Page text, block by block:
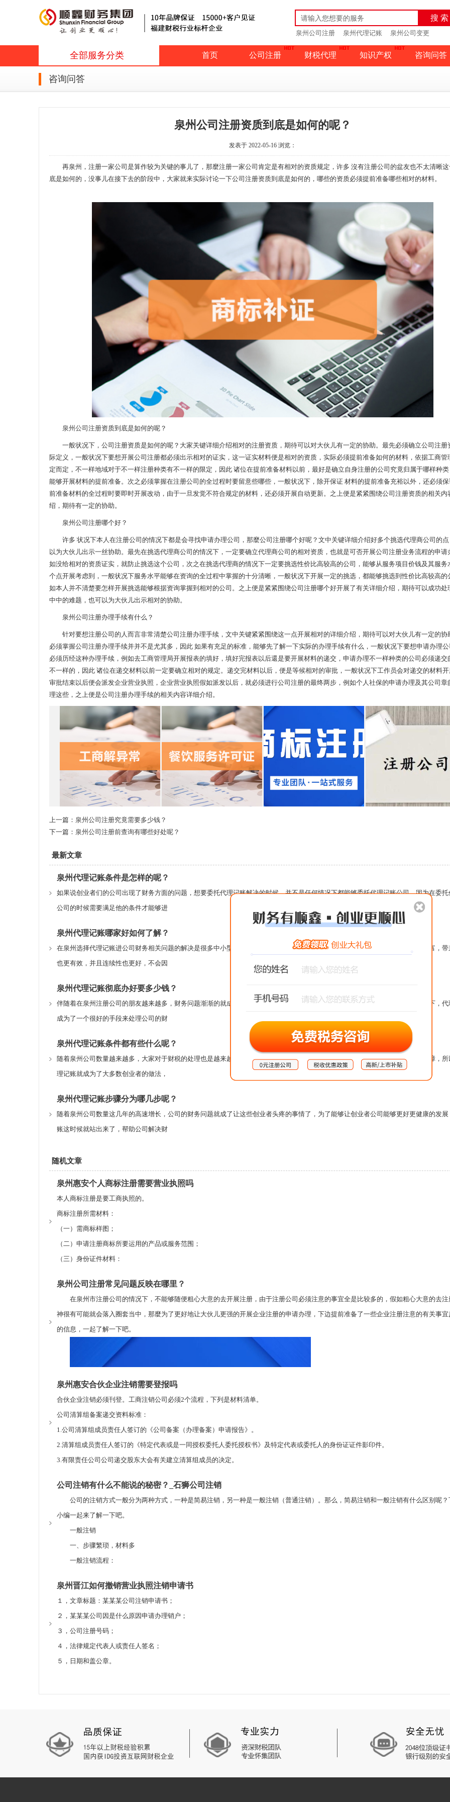
搜 索
泉州公司注册 泉州代理记账 泉州公司变更
全部服务分类 首页 公司注册 财税代理 知识产权 咨询问答
咨询问答
泉州公司注册资质到底是如何的呢？
发表于 2022-05-16 浏览：
再泉州，注册一家公司是算作较为关键的事儿了，那麼注册一家公司肯定是有相对的资质规定，许多 沒有注册公司的盆友也不太清晰这
底是如何的，没事儿在接下去的阶段中，大家就来实际讨论一下公司注册资质到底是如何的，哪些的资质必须提前准备哪些相对的材料。
泉州公司注册资质到底是如何的呢？
一般状况下，公司注册资质是如何的呢？大家关键详细介绍相对的注册资质，期待可以对大伙儿有一定的协助。最先必须确立公司注册
际定义，一般状况下要想开展公司注册都必须出示相对的证实，这一证实材料便是相对的资质，实际必须提前准备如何的材料，依据工商管
定而定，不一样地域对于不一样注册种类有不一样的限定，因此 诸位在提前准备材料以前，最好是确立自身注册的公司究竟归属于哪样种
能够开展材料的提前准备。次之必须掌握在注册公司的全过程时要留意些哪些，一般状况下，除开保证 材料的提前准备充裕以外，还必须保
前准备材料的全过程时要即时开展改动，由于一旦发觉不符合规定的材料，还必须开展自动更新。之上便是紧紧围绕公司注册资质的相关内
绍，期待有一定的协助。
泉州公司注册哪个好？
许多 状况下本人在注册公司的情况下都是会寻找申请办理公司，那麼公司注册哪个好呢？文中关键详细介绍好多个挑选代理商公司的
以为大伙儿出示一丝协助。最先在挑选代理商公司的情况下，一定要确立代理商公司的相对资质，也就是可否开展公司注册业务流程的申请
如没给相对的资质证实，就防止挑选这个公司，次之在挑选代理商的情况下一定要挑选性价比高较高的公司，能够从服务项目价钱及其服务
个点开展考虑到，一般状况下服务水平能够在资询的全过程中掌握的十分清晰，一般状况下开展一定的挑选，都能够挑选到性价比高较高的
如本人并不清楚要怎样开展挑选能够根据资询掌握到相对的公司。之上便是紧紧围绕公司注册哪个好开展了有关详细介绍，期待可以成功处
中中的难题，也可以为大伙儿出示相对的协助。
泉州公司注册办理手续有什么？
针对要想注册公司的人而言非常清楚公司注册办理手续，文中关键紧紧围绕这一点开展相对的详细介绍，期待可以对大伙儿有一定的协
必须掌握公司注册办理手续并并不是尤其多，因此 如果有充足的标准，能够先了解一下实际的办理手续有什么，一般状况下要想申请办理
必须历经这种办理手续，例如去工商管理局开展报表的填好，填好完报表以后還是要开展材料的递交，申请办理不一样种类的公司必须递交
不一样的，因此 诸位在递交材料以前一定要确立相对的规定。递交完材料以后，便是等候相对的审批，一般状况下工作员会对递交的材料开
审批结束以后便会派发企业营业执照，企业营业执照假如派发以后，就必须进行公司注册的最终两步，例如个人社保的申请办理及其公司章
理这些，之上便是公司注册办理手续的相关内容详细介绍。
上一篇： 泉州公司注册究竟需要多少钱？
下一篇： 泉州公司注册前查询有哪些好处呢？
最新文章
泉州代理记账条件是怎样的呢？
如果说创业者们的公司出现了财务方面的问题，想要委托代理记账解决的时候，并不是任何情况下都能够委托代理记账公司，因为在委
公司的时候需要满足他的条件才能够进
泉州代理记账哪家好如何了解？
在泉州选择代理记账进公司财务相关问题的解决是很多中小型企业比较喜欢的方式，因为代理记账相对于会计来说职业技能更加丰富，带
也更有效，并且连续性也更好，不会因
泉州代理记账彻底办好要多少钱？
伴随着在泉州注册公司的朋友越来越多，财务问题渐渐的就成为了大家公司的一个常见问题，而且在会计成本高，连续性差的情况下，
成为了一个很好的手段来处理公司的财
泉州代理记账条件都有些什么呢？
随着泉州公司数量越来越多，大家对于财税的处理也是越来越麻烦，因为会计人员的成本和连续性都不能够得到一个非常不错的保障，
理记账就成为了大多数创业者的做法，
泉州代理记账步骤分为哪几步呢？
随着泉州公司数量这几年的高速增长，公司的财务问题就成了让这些创业者头疼的事情了，为了能够让创业者公司能够更好更健康的发
账这时候就站出来了，帮助公司解决财
随机文章
泉州惠安个人商标注册需要营业执照吗
本人商标注册是要工商执照的。
商标注册所需材料：
（一）需商标样图；
（二）申请注册商标所要运用的产品或服务范围；
（三）身份证件材料：
本人申请的：需个体户企业营业执照及本人身份证件影印件。
（一）先向商标开展查看，假如在先沒有同样或相近的，就可以制做申请文档，提交申请了；
（二）申请提交后一个月上下，十个工作中日商标局会让你下达一个申请审理通知单(这一期内叫形式审查环节)。
（三）形式审查结束后，就进到实审环节，这一环节一般需一年上下。
（四）假如实审达标，就进到公示程序流程(这一过程中是3个月，也叫质疑期内)；
（五）公示满期，没有人提争议的。就可以拿商标注册证了。
（一）有利于购买者认牌买东西。
商标注册申请是商标应用的基本，在商标注册申请全过程中，灵便地应用商标注册对策，对保护商标及商标权，发展国内国外销售市场具
键功效。依据中国现状，提议我国工商企业管理单位采用相应措施推动商标注册，进一步保护商标每个人的利益。
申请注册商标是在政府部门相关部门申请注册后受法律法规保护的商标，没有注册商标则不会受到商标法律法规的保护。之上便是大家我
有关本人商标注册必须 企业营业执照吗的內容，期待对各位有一定的协助。如果有没有什么法律法规领域的难题，热烈欢迎了解大家技术
人员，她们会为您解疑释惑。
泉州公司注册常见问题反映在哪里？
在泉州市注册公司的情况下，不能够随便粗心大意的去开展注册，由于注册公司必须注意的事宜全是比较多的，假如粗心大意的去注
神很有可能就会落入圈套当中，那麼为了更好地让大伙儿更强的开展企业注册的申请办理，下边提前准备了一些企业注册注意的有关事
的信息，一起了解一下吧。
能够说成被大伙儿最注重的一点。
泉州公司注册必须申请办理的办理手续是什么？
现如今挑选成立公司的朋友愈来愈多，针对大伙儿而言的确是一个非常好的挑选，针对许多的朋友而言很有可能会遭遇茫然的难题。
感受到最好的情况。注册公司并并不是一件简易的事儿，针对大伙儿而言泉州公司注册办理手续還是有很多的，必须开展早期的掌握才可
常简单的实际效果。泉州公司注册办理手续中我们要关联的還是许多的，最先要开展早期的掌握那样让自身起码的能能够更好地掌握它，
册办理手续中第一个就取决于要取走名字查询姓名，报好多个姓名给工商局查询，过去了下会出现审批的资格证书。准备好全部的原材料
选择。泉州公司注册标准還是蛮多的，可以说中国各省在针对企业创立上边标准都是会存有，仅有标准考虑才可以做到建立的实际效果。
注册标准最先便是你的名字.难题，大家的姓名一定要考虑我国企业起名的要求，不能够出現这些会损害到公司各层面难题的。也有的便是
泉州惠安合伙企业注销需要登报吗
合伙企业注销必须刊登。工商注销公司必须2个流程，下列是材料清单。
公司清算组备案递交资料标准：
1.公司清算组成员责任人签订的《公司备案（办理备案）申请报告》。
2.清算组成员责任人签订的《特定代表或是一同授权委托人委托授权书》及特定代表或委托人的身份证证件影印件。
3.有限责任公司公司递交股东大会有关建立清算组成员的决定。
合伙企业注销后，原一般合伙人对合伙企业存续期内的外债仍应担负无穷法律责任。
公司销户就是指当一个公司宣布破产，被其他公司回收.要求的营业期限到期没续.或公司內部散伙等情况时，公司必须到备案部门申请办
停止公司主体资格的全过程。
2019年1月10日，国务院新闻办公室举办新品发布会，我国市场管理质监总局副局马正其和国税总局税收征管和创新科技司厅长饶兴华详
推动企业注销方便化的对策。
《通知》在确保销售市场买卖纪律和市场交易安全性的根基上，根据进一步精减公文原材料.提升步骤，加强单位数据共享和工作协作，实
销“一网”服务项目，为遵纪守法诚信公司带来更为快捷有效的行政服务等，提高了公司办事的清晰度和可预计性，提高了公司办事感受。
公司注销有什么不能说的秘密？_石狮公司注销
公司的注销方式一般分为两种方式，一种是简易注销，另一种是一般注销（普通注销）。那么，简易注销和一般注销有什么区别呢？
小编一起来了解一下吧。
一般注销
一、步骤繁琐，材料多
一般注销流程：
此外，必须梳理企业全部的帐簿、凭据、财务报告，提交国税地税表格，假如企业之前的帐务没有梳理或是没有做，那么还需要补齐
二、耗时长，次数多
公司注销的时间光税务局注销一般均值要10趟，财政局10趟，工商管理局还要4-5趟，金融机构3-4趟。
全部公司注销步骤出来一般全是5至七个月上下，分公司注销时间为4-五个月上下。假如公司发生一些比较严重难题，乃至要花一年时
注销完成。
简易注销
1、未办理过涉税事宜的
2、办理过涉税事宜但未领用发票、无欠税（滞纳金）及罚款的
提交材料：
泉州晋江如何撤销营业执照注销申请书
１，文章标题：某某某公司注销申请书；
２，某某某公司因是什么原因申请办理销户；
３，公司注册号码；
４，法律规定代表人或责任人签名；
５，日期和盖公章。
有明文规定的，从其要求）。
有限责任公司公司提交由代表三分之二之上投票权的公司股东签订的股东会议决议。